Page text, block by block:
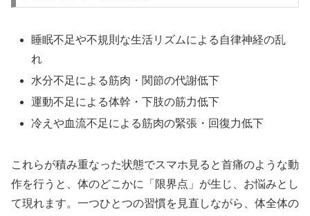
睡眠不足や不規則な生活リズムによる自律神経の乱
れ
水分不足による筋肉・関節の代謝低下
運動不足による体幹・下肢の筋力低下
冷えや血流不足による筋肉の緊張・回復力低下
これらが積み重なった状態でスマホ見ると首痛のような動
作を行うと、体のどこかに「限界点」が生じ、お悩みとし
て現れます。一つひとつの習慣を見直しながら、体全体の